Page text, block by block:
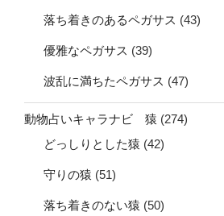
落ち着きのあるペガサス (43)
優雅なペガサス (39)
波乱に満ちたペガサス (47)
動物占いキャラナビ 猿 (274)
どっしりとした猿 (42)
守りの猿 (51)
落ち着きのない猿 (50)